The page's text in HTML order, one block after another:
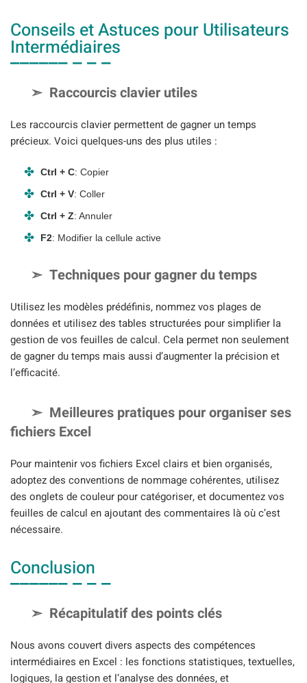
Conseils et Astuces pour Utilisateurs
Intermédiaires
Raccourcis clavier utiles
Les raccourcis clavier permettent de gagner un temps
précieux. Voici quelques-uns des plus utiles :
Ctrl + C: Copier
Ctrl + V: Coller
Ctrl + Z: Annuler
F2: Modifier la cellule active
Techniques pour gagner du temps
Utilisez les modèles prédéfinis, nommez vos plages de
données et utilisez des tables structurées pour simplifier la
gestion de vos feuilles de calcul. Cela permet non seulement
de gagner du temps mais aussi d’augmenter la précision et
l’efficacité.
Meilleures pratiques pour organiser ses
fichiers Excel
Pour maintenir vos fichiers Excel clairs et bien organisés,
adoptez des conventions de nommage cohérentes, utilisez
des onglets de couleur pour catégoriser, et documentez vos
feuilles de calcul en ajoutant des commentaires là où c’est
nécessaire.
Conclusion
Récapitulatif des points clés
Nous avons couvert divers aspects des compétences
intermédiaires en Excel : les fonctions statistiques, textuelles,
logiques, la gestion et l’analyse des données, et